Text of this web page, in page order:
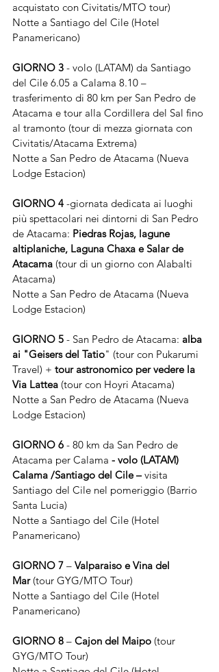
acquistato con Civitatis/MTO tour)
Notte a Santiago del Cile (Hotel
Panamericano)
GIORNO 3 - volo (LATAM) da Santiago
del Cile 6.05 a Calama 8.10 –
trasferimento di 80 km per San Pedro de
Atacama e tour alla Cordillera del Sal fino
al tramonto (tour di mezza giornata con
Civitatis/Atacama Extrema)
Notte a San Pedro de Atacama (Nueva
Lodge Estacion)
GIORNO 4 -giornata dedicata ai luoghi
più spettacolari nei dintorni di San Pedro
de Atacama: Piedras Rojas, lagune
altiplaniche, Laguna Chaxa e Salar de
Atacama (tour di un giorno con Alabalti
Atacama)
Notte a San Pedro de Atacama (Nueva
Lodge Estacion)
GIORNO 5 - San Pedro de Atacama: alba
ai "Geisers del Tatio" (tour con Pukarumi
Travel) + tour astronomico per vedere la
Via Lattea (tour con Hoyri Atacama)
Notte a San Pedro de Atacama (Nueva
Lodge Estacion)
GIORNO 6 - 80 km da San Pedro de
Atacama per Calama - volo (LATAM)
Calama /Santiago del Cile – visita
Santiago del Cile nel pomeriggio (Barrio
Santa Lucia)
Notte a Santiago del Cile (Hotel
Panamericano)
GIORNO 7 – Valparaiso e Vina del
Mar (tour GYG/MTO Tour)
Notte a Santiago del Cile (Hotel
Panamericano)
GIORNO 8 – Cajon del Maipo (tour
GYG/MTO Tour)